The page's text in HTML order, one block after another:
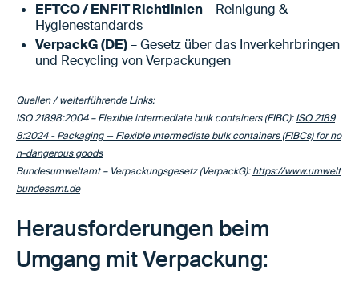
EFTCO / ENFIT Richtlinien– Reinigung &
Hygienestandards
VerpackG (DE)– Gesetz über das Inverkehrbringen
und Recycling von Verpackungen
Quellen / weiterführende Links:
ISO 21898:2004 – Flexible intermediate bulk containers (FIBC):ISO 2189
8:2024 - Packaging — Flexible intermediate bulk containers (FIBCs) for no
n-dangerous goods
Bundesumweltamt – Verpackungsgesetz (VerpackG):https://www.umwelt
bundesamt.de
Herausforderungen beim
Umgang mit Verpackung: